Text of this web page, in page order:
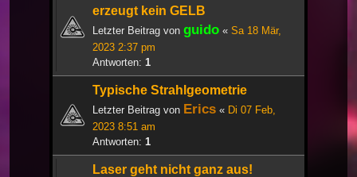
erzeugt kein GELB
Letzter Beitrag von guido « Sa 18 Mär,
2023 2:37 pm
Antworten: 1
Typische Strahlgeometrie
Letzter Beitrag von Erics « Di 07 Feb,
2023 8:51 am
Antworten: 1
Laser geht nicht ganz aus!